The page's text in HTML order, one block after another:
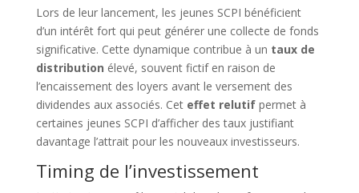
Lors de leur lancement, les jeunes SCPI bénéficient
d’un intérêt fort qui peut générer une collecte de fonds
significative. Cette dynamique contribue à un taux de
distribution élevé, souvent fictif en raison de
l’encaissement des loyers avant le versement des
dividendes aux associés. Cet effet relutifpermet à
certaines jeunes SCPI d’afficher des taux justifiant
davantage l’attrait pour les nouveaux investisseurs.
Timing de l’investissement